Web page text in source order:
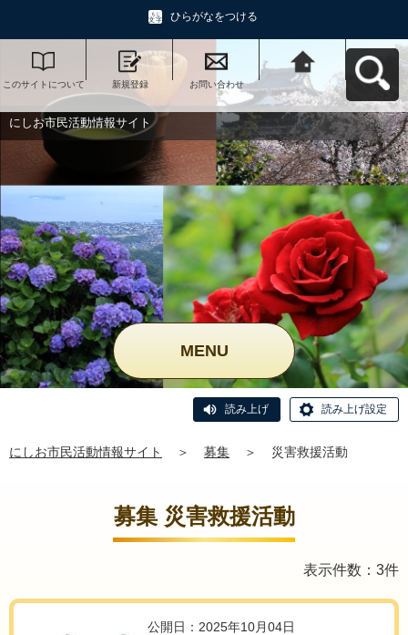
ひらがなをつける
このサイトについて 新規登録 お問い合わせ
にしお市民活動情報
サイトへ戻る
にしお市民活動情報サイト
MENU
読み上げ 読み上げ設定
にしお市民活動情報サイト ＞ 募集 ＞ 災害救援活動
募集 災害救援活動
表示件数：3件
公開日：2025年10月04日